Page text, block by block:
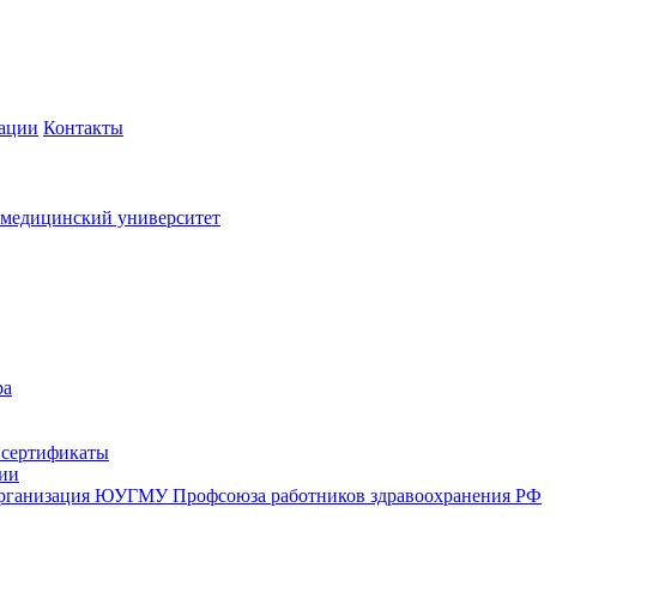
Контакты
ЮУГМУ Профсоюза работников здравоохранения РФ